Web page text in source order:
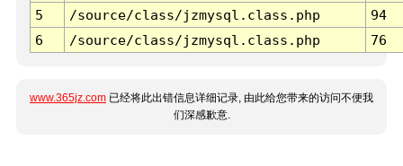
5
/source/class/jzmysql.class.php
94
6
/source/class/jzmysql.class.php 76
www.365jz.com 已经将此出错信息详细记录, 由此给您带来的访问不便我
们深感歉意.